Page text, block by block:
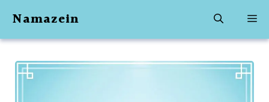
content
Namazein